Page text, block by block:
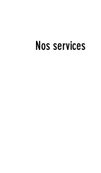
Nos services